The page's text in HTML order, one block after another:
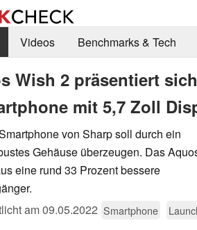
Videos Benchmarks & Tech
Wish 2 präsentiert
mit 5,7 Zoll
von Sharp soll durch ein
Gehäuse überzeugen. Das
eine rund 33 Prozent bessere
am09.05.2022 Smartphone